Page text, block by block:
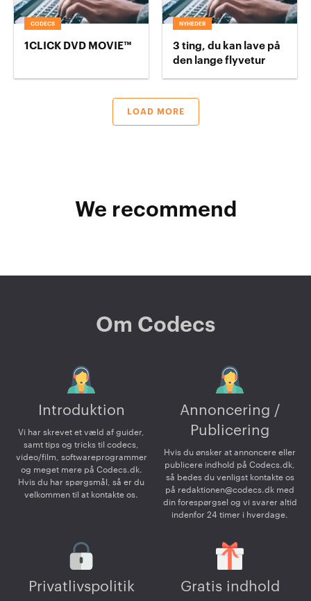
CODECS
1CLICK DVD MOVIE™
NYHEDER
3 ting, du kan lave på
den lange flyvetur
LOAD MORE
We recommend
Om Codecs
Introduktion
Vi har skrevet et væld af guider,
samt tips og tricks til codecs,
video/film, softwareprogrammer
og meget mere på Codecs.dk.
Hvis du har spørgsmål, så er du
velkommen til at kontakte os.
Annoncering /
Publicering
Hvis du ønsker at annoncere eller
publicere indhold på Codecs.dk,
så bedes du venligst kontakte os
på redaktionen@codecs.dk med
din forespørgsel og vi svarer altid
indenfor 24 timer i hverdage.
Privatlivspolitik Gratis indhold